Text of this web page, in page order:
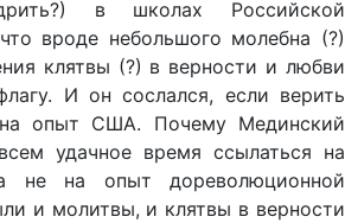
в школах Российской
вроде небольшого молебна (?)
клятвы (?) в верности и любви
И он сослался, если верить
опыт США. Почему Мединский
удачное время ссылаться на
на опыт дореволюционной
и молитвы, и клятвы в верности